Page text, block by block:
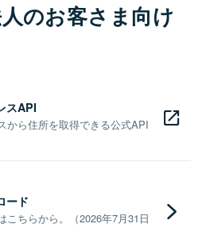
のお客さま向け
スAPI
から住所を取得できる公式API
ード
こちらから。（2026年7月31日